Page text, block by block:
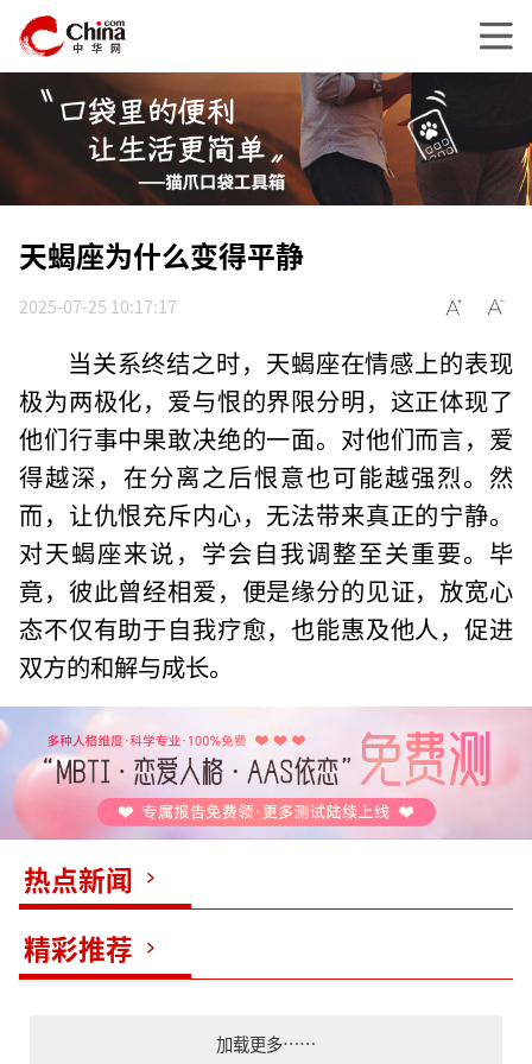
天蝎座为什么变得平静
2025-07-25 10:17:17
当关系终结之时，天蝎座在情感上的表现
极为两极化，爱与恨的界限分明，这正体现了
他们行事中果敢决绝的一面。对他们而言，爱
得越深，在分离之后恨意也可能越强烈。然
而，让仇恨充斥内心，无法带来真正的宁静。
对天蝎座来说，学会自我调整至关重要。毕
竟，彼此曾经相爱，便是缘分的见证，放宽心
态不仅有助于自我疗愈，也能惠及他人，促进
双方的和解与成长。
热点新闻
精彩推荐
加载更多……